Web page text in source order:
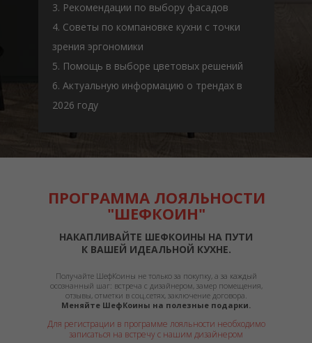
3. Рекомендации по выбору фасадов
4. Советы по компановке кухни с точки
зрения эргономики
5. Помощь в выборе цветовых решений
6. Актуальную информацию о трендах в
2026 году
НАКАПЛИВАЙТЕ ШЕФКОИНЫ НА ПУТИ
К ВАШЕЙ ИДЕАЛЬНОЙ КУХНЕ.
Для регистрации в программе лояльности необходимо
записаться на встречу с нашим дизайнером
Получайте ШефКоины не только за покупку, а за каждый
осознанный шаг: встреча с дизайнером, замер помещения,
отзывы, отметки в соц.сетях, заключение договора.
Меняйте ШефКоины на полезные подарки.
ПРОГРАММА ЛОЯЛЬНОСТИ
"ШЕФКОИН"